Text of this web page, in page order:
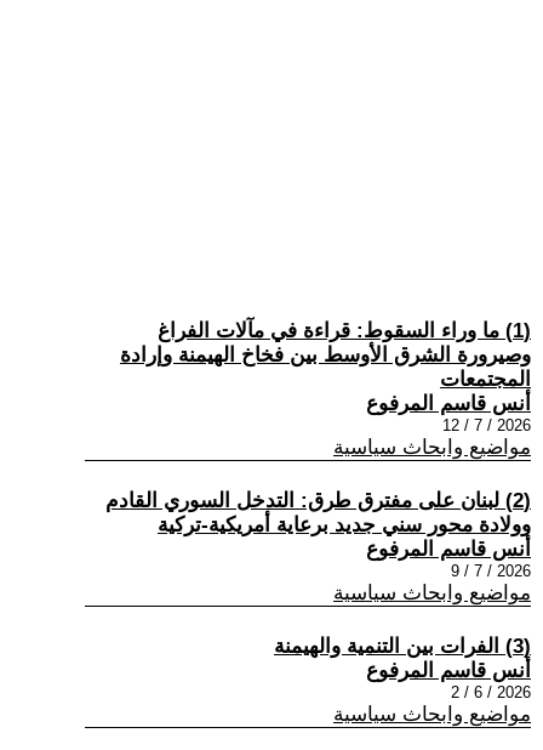
(1) ما وراء السقوط: قراءة في مآلات الفراغ
وصيرورة الشرق الأوسط بين فخاخ الهيمنة وإرادة
المجتمعات
أنس قاسم المرفوع
2026 / 7 / 12
مواضيع وابحاث سياسية
(2) لبنان على مفترق طرق: التدخل السوري القادم
وولادة محور سني جديد برعاية أمريكية-تركية
أنس قاسم المرفوع
2026 / 7 / 9
مواضيع وابحاث سياسية
(3) الفرات بين التنمية والهيمنة
أنس قاسم المرفوع
2026 / 6 / 2
مواضيع وابحاث سياسية